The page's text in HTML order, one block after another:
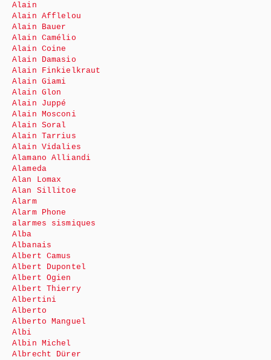
Alain
Alain Afflelou
Alain Bauer
Alain Camélio
Alain Coine
Alain Damasio
Alain Finkielkraut
Alain Giami
Alain Glon
Alain Juppé
Alain Mosconi
Alain Soral
Alain Tarrius
Alain Vidalies
Alamano Alliandi
Alameda
Alan Lomax
Alan Sillitoe
Alarm
Alarm Phone
alarmes sismiques
Alba
Albanais
Albert Camus
Albert Dupontel
Albert Ogien
Albert Thierry
Albertini
Alberto
Alberto Manguel
Albi
Albin Michel
Albrecht Dürer